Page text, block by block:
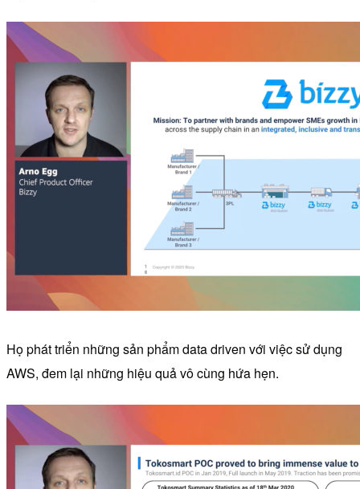
Họ phát triển những sản phẩm data driven với việc sử dụng
AWS, đem lại những hiệu quả vô cùng hứa hẹn.